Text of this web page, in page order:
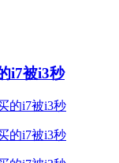
i7被i3秒